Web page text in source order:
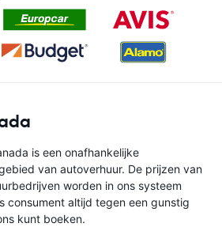
is een onafhankelijke
van autoverhuur. De prijzen van
worden in ons systeem
consument altijd tegen een gunstig
kunt boeken.